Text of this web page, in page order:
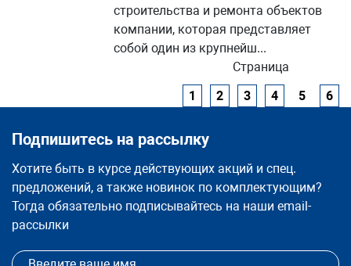
строительства и ремонта объектов
компании, которая представляет
собой один из крупнейш...
Страница
1
2 3 4 5 6
Подпишитесь на рассылку
Хотите быть в курсе действующих акций и спец.
предложений, а также новинок по комплектующим?
Тогда обязательно подписывайтесь на наши email-
рассылки